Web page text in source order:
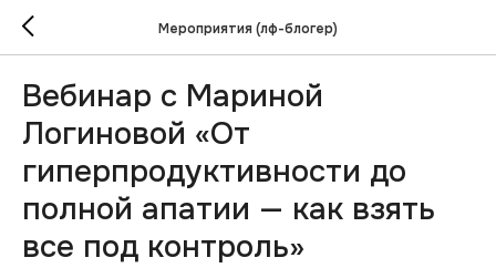
Мероприятия (лф-блогер)
Вебинар с Мариной
Логиновой «От
гиперпродуктивности до
полной апатии — как взять
все под контроль»